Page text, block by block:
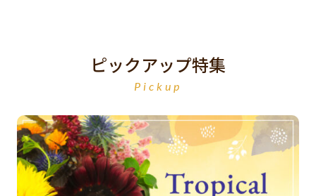
ピックアップ特集
Pickup